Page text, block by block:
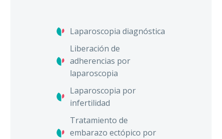
Laparoscopia diagnóstica
Liberación de
adherencias por
laparoscopia
Laparoscopia por
infertilidad
Tratamiento de
embarazo ectópico por